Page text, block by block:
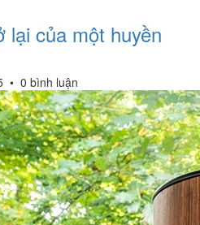
của một huyền
• 0 bình luận